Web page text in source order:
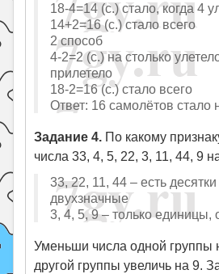
18-4=14 (с.) стало, когда 4
14+2=16 (с.) стало всего
2 способ
4-2=2 (с.) на столько
прилетело
18-2=16 (с.) стало всего
Ответ: 16 самолётов стало
Задание 4. По какому
числа 33, 4, 5, 22, 3, 11, 44, 9
33, 22, 11, 44 – есть
двухзначные
3, 4, 5, 9 – только единицы,
Уменьши числа одной группы
другой группы увеличь на 9.